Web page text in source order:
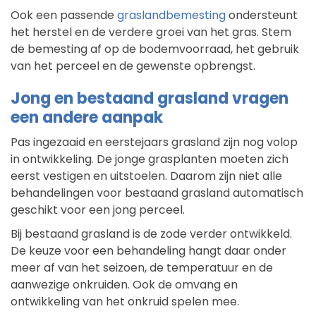
Ook een passende graslandbemestingondersteunt
het herstel en de verdere groei van het gras. Stem
de bemesting af op de bodemvoorraad, het gebruik
van het perceel en de gewenste opbrengst.
Jong en bestaand grasland vragen
een andere aanpak
Pas ingezaaid en eerstejaars grasland zijn nog volop
in ontwikkeling. De jonge grasplanten moeten zich
eerst vestigen en uitstoelen. Daarom zijn niet alle
behandelingen voor bestaand grasland automatisch
geschikt voor een jong perceel.
Bij bestaand grasland is de zode verder ontwikkeld.
De keuze voor een behandeling hangt daar onder
meer af van het seizoen, de temperatuur en de
aanwezige onkruiden. Ook de omvang en
ontwikkeling van het onkruid spelen mee.